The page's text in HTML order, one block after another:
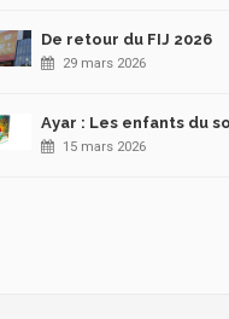
De retour du FIJ 2026
29 mars 2026
Ayar : Les enfants du
15 mars 2026